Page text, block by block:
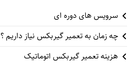
سرویس های دوره ای
چه زمان به تعمیر گیربکس نیاز داریم ؟
هزینه تعمیر گیربکس اتوماتیک